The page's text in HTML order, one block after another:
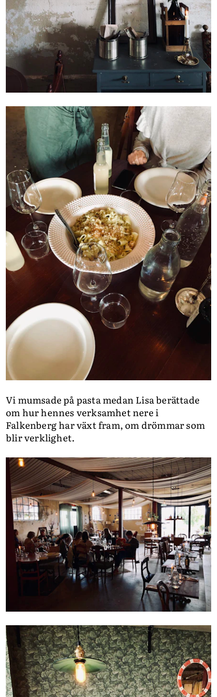
Vi mumsade på pasta medan Lisa berättade
om hur hennes verksamhet nere i
Falkenberg har växt fram, om drömmar som
blir verklighet.